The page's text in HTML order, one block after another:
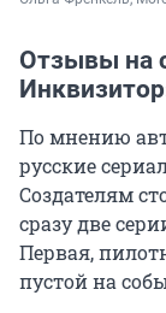
Отзывы на
По мнению
русские
Создателям
сразу две
Первая,
пустой на